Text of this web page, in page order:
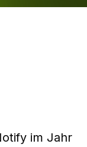
im Jahr